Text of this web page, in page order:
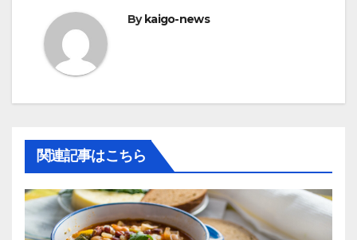
ゲ
ー
シ
ン
Bykaigo-news
関連記事はこちら